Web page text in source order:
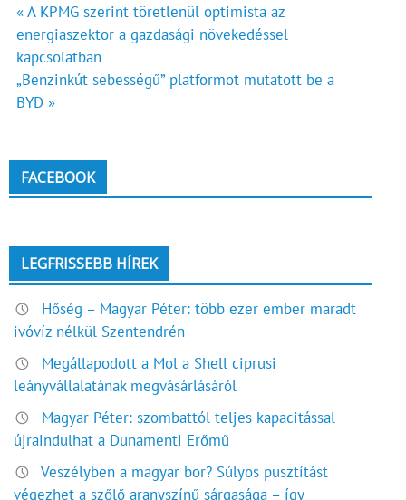
Bejegyzés
navigáció
« A KPMG szerint töretlenül optimista az
energiaszektor a gazdasági növekedéssel
kapcsolatban
„Benzinkút sebességű” platformot mutatott be a
BYD »
FACEBOOK
LEGFRISSEBB HÍREK
Hőség – Magyar Péter: több ezer ember maradt
ivóvíz nélkül Szentendrén
Megállapodott a Mol a Shell ciprusi
leányvállalatának megvásárlásáról
Magyar Péter: szombattól teljes kapacitással
újraindulhat a Dunamenti Erőmű
Veszélyben a magyar bor? Súlyos pusztítást
végezhet a szőlő aranyszínű sárgasága – így